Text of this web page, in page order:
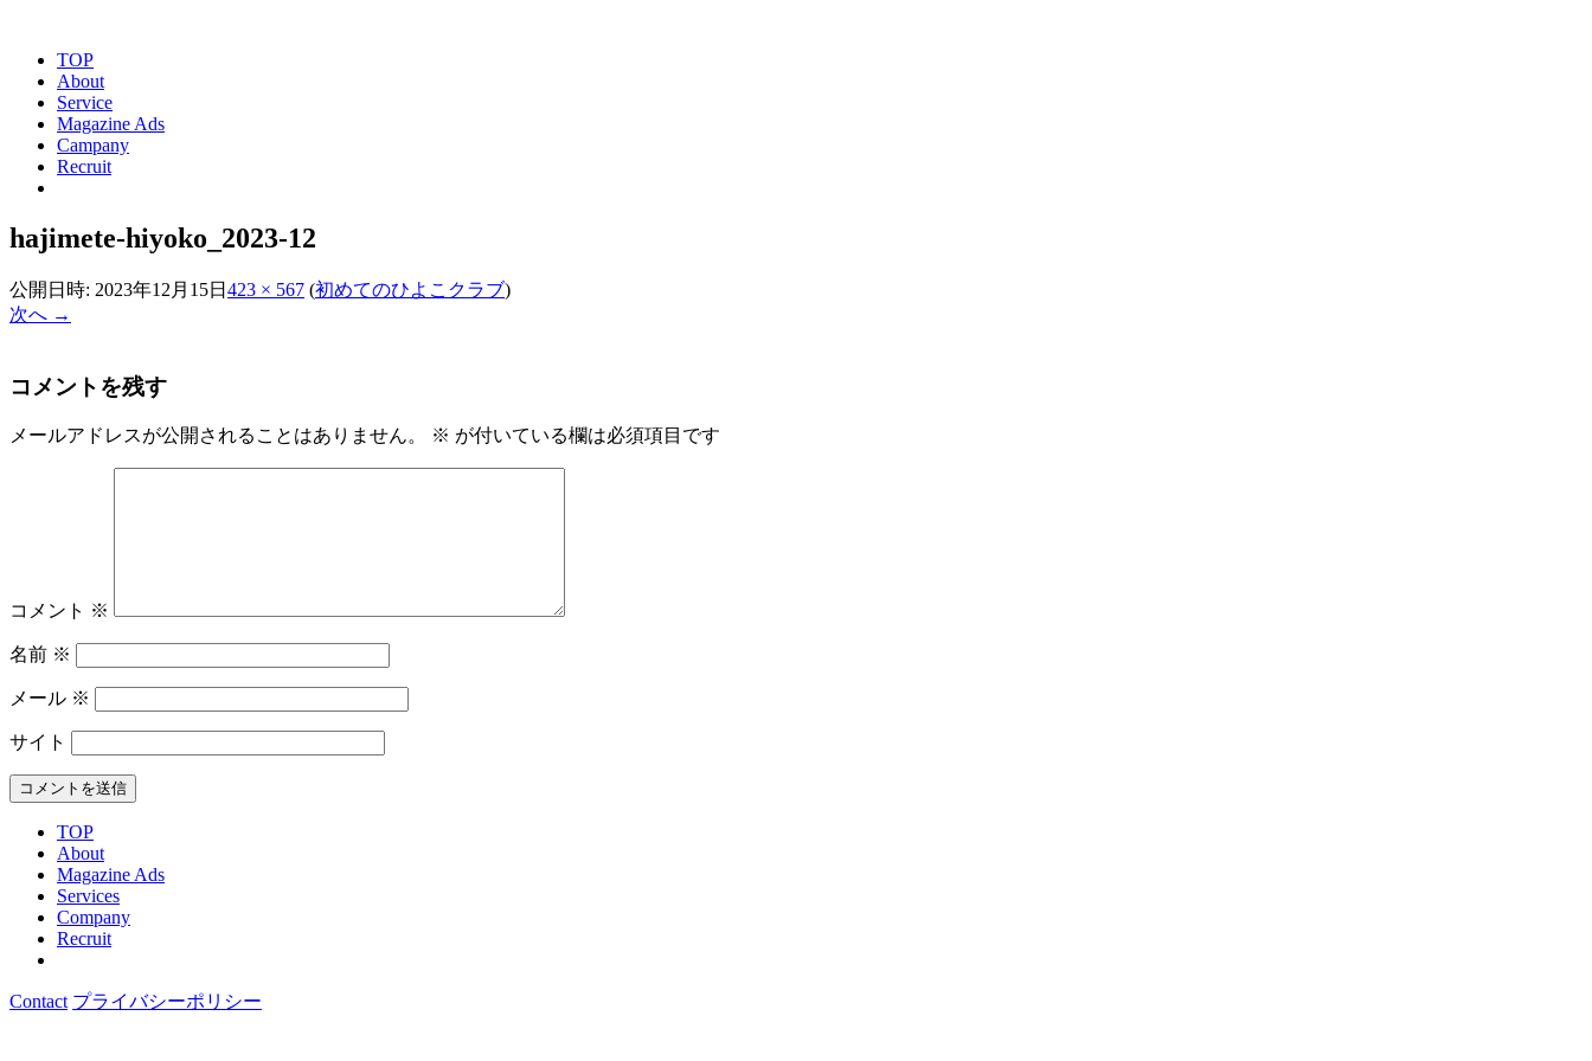
TOP
About
Service
Magazine Ads
Campany
Recruit
hajimete-hiyoko_2023-12
公開日時: 2023年12月15日 423 × 567 (初めてのひよこクラブ)
次へ →
コメントを残す
メールアドレスが公開されることはありません。 ※ が付いている欄は必須項目です
コメント ※
名前 ※
メール ※
サイト
TOP
About
Magazine Ads
Services
Company
Recruit
Contact プライバシーポリシー